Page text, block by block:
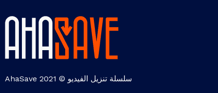
سلسلة تنزيل الفيديو © 2021 AhaSave